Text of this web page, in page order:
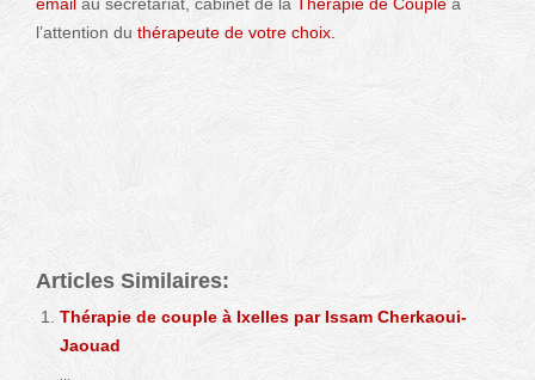
l’attention du thérapeute de votre choix.
Articles Similaires:
Thérapie de couple à Ixelles par Issam Cherkaoui-
Jaouad